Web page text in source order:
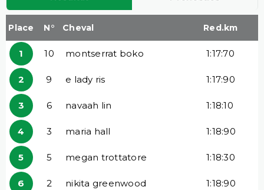
Place N° Cheval Red.km
1 10 montserrat boko 1:17:70
2 9 e lady ris 1:17:90
3 6 navaah lin 1:18:10
4 3 maria hall 1:18:90
5 5 megan trottatore 1:18:30
6 2 nikita greenwood 1:18:90